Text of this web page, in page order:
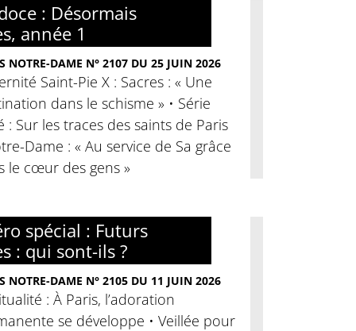
: Désormais
année 1
NOTRE-DAME N° 2107 DU 25 JUIN 2026
Saint-Pie X : Sacres : « Une
dans le schisme » • Série
: Sur les traces des saints de Paris
Dame : « Au service de Sa grâce
le cœur des gens »
spécial : Futurs
: qui sont-ils ?
NOTRE-DAME N° 2105 DU 11 JUIN 2026
: À Paris, l’adoration
se développe • Veillée pour